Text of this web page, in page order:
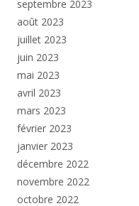
septembre 2023
août 2023
juillet 2023
juin 2023
mai 2023
avril 2023
mars 2023
février 2023
janvier 2023
décembre 2022
novembre 2022
octobre 2022